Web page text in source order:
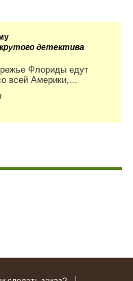
детектива
Флориды едут
всей Америки,...